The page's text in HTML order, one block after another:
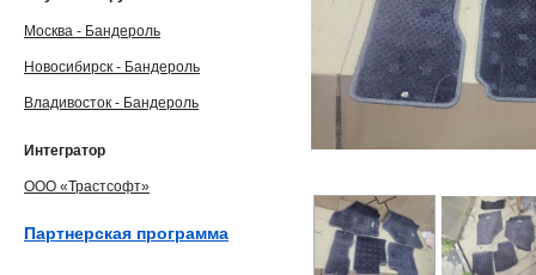
Москва - Бандероль
Новосибирск - Бандероль
Владивосток - Бандероль
Интегратор
ООО «Трастсофт»
Партнерская программа